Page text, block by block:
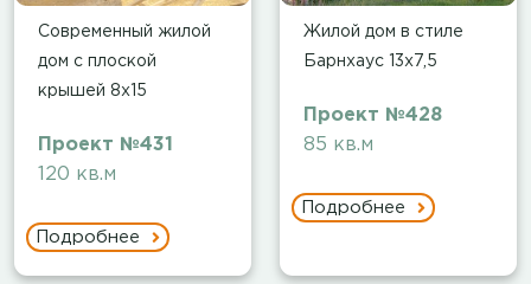
Современный жилой
дом с плоской
крышей 8х15
Проект №431
120 кв.м
Подробнее
Жилой дом в стиле
Барнхаус 13x7,5
Проект №428
85 кв.м
Подробнее